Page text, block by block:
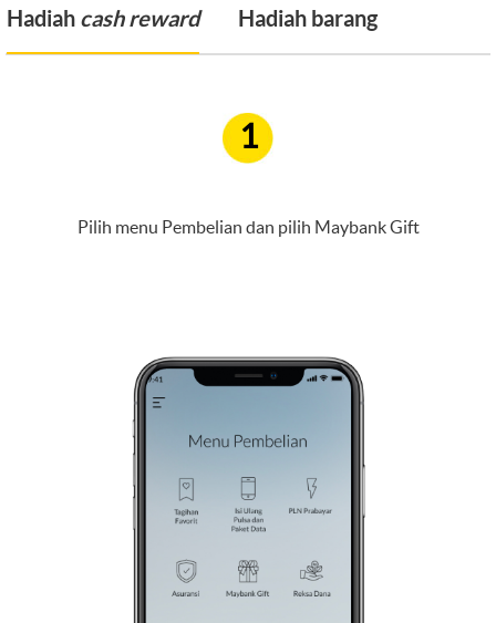
Hadiah cash reward Hadiah barang
1
Pilih menu Pembelian dan pilih Maybank Gift